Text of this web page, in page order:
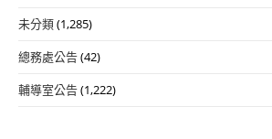
未分類(1,285)
總務處公告(42)
輔導室公告(1,222)